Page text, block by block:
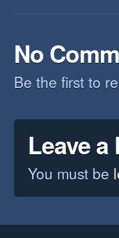
No
Be the first to
Leave a
You must be